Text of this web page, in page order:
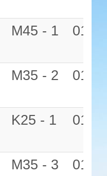
M45 - 1
M35 - 2
K25 - 1
M35 - 3